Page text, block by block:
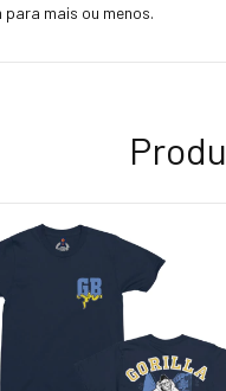
mais ou menos.